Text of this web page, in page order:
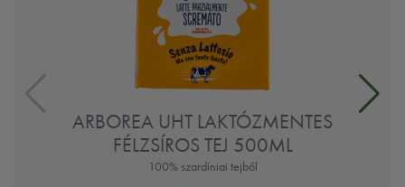
ARBOREA UHT LAKTÓZMENTES
FÉLZSÍROS TEJ 500ML
100% szardíniai tejből